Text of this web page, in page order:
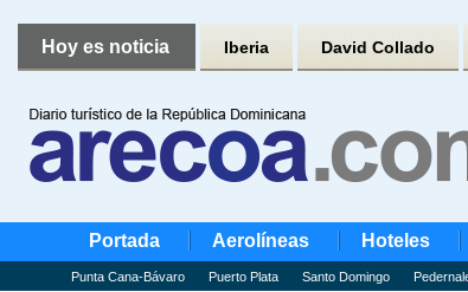
Hoy es noticia Iberia David Collado
Portada Aerolíneas Hoteles
Punta Cana-Bávaro Puerto Plata Santo Domingo